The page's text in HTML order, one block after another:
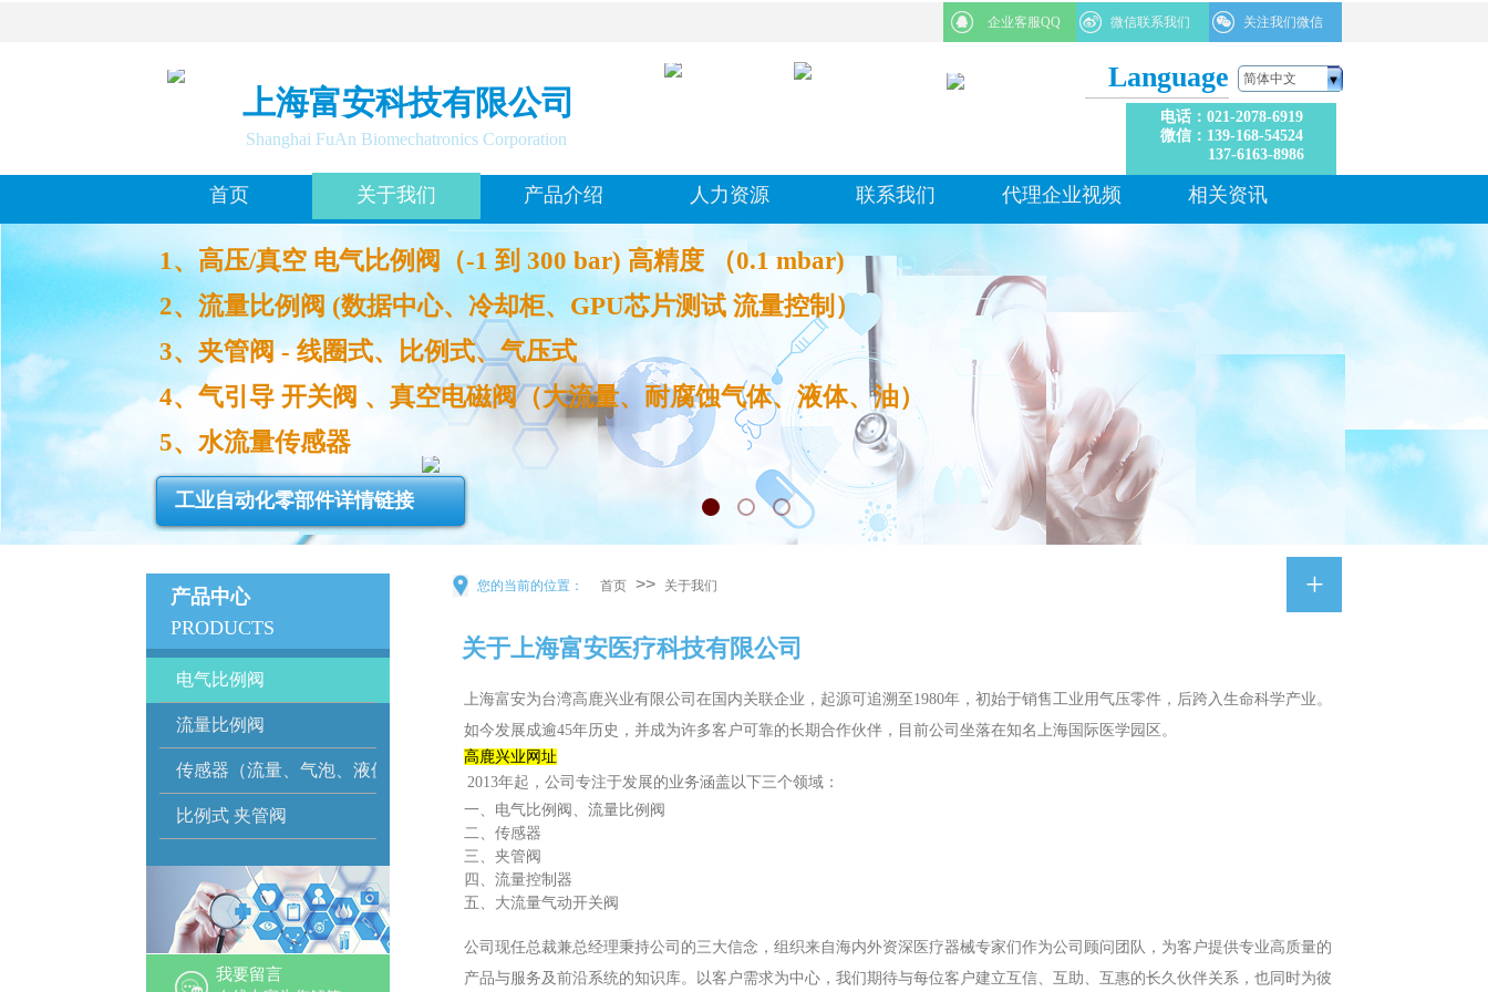
关注我们微信
企业客服QQ 微信联系我们
Language 简体中文
上海富安科技有限公司 电话：021-2078-6919
微信： 139-168-54524
137-6163-8986
Shanghai FuAn Biomechatronics Corporation
首页 关于我们 产品介绍 人力资源 联系我们 代理企业视频 相关资讯
1、高压/真空 电气比例阀（-1 到 300 bar) 高精度 （0.1 mbar)
2、流量比例阀 (数据中心、冷却柜、GPU芯片测试 流量控制）
3、 夹管阀 -线圈式、比例式、气压式
4、气引导 开关阀 、真空电磁阀（大流量、耐腐蚀气体、液体、油）
5、水流量传感器
工业自动化零部件详情链接
+
您的当前的位置：
产品中心
PRODUCTS
首页 >> 关于我们
​关于上海富安医疗科技有限公司
电气比例阀
流量比例阀
传感器（流量、气泡、液位）
比例式 夹管阀
上海富安为台湾高鹿兴业有限公司在国内关联企业，起源可追溯至 1980年，初始于销售工业用气压零件，后跨入生命科学产业。
如今发展成逾45年历史，并成为许多客户可靠的长期合作伙伴，目前公司坐落在知名上海国际医学园区。
高鹿兴业网址
2013年起，公司专注于发展的业务涵盖以下三个领域：
一、电气比例阀、流量比例阀
二、传感器
三、夹管阀
四、流量控制器
五、大流量气动开关阀
公司现任总裁兼总经理秉持公司的三大信念，组织来自海内外资深医疗器械专家们作为公司顾问团队，为客户提供专业高质量的
产品与服务及前沿系统的知识库。以客户需求为中心，我们期待与每位客户建立互信、互助、互惠的长久伙伴关系，也同时为彼
我要留言